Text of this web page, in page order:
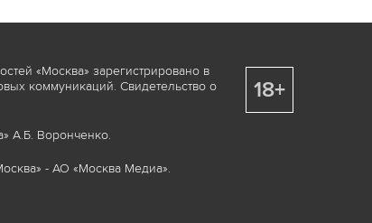
«Москва» зарегистрировано в
коммуникаций. Свидетельство о
А.Б. Воронченко.
- АО «Москва Медиа».
18+